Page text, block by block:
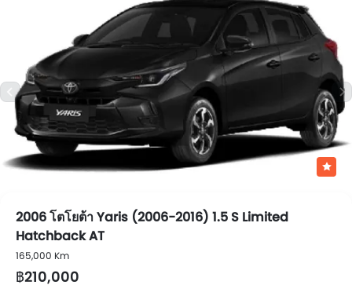
2006 โตโยต้า Yaris (2006-2016) 1.5 S Limited
Hatchback AT
165,000 Km
฿210,000